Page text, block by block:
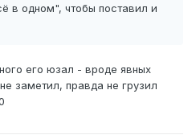
в одном", чтобы поставил и
его юзал - вроде явных
заметил, правда не грузил